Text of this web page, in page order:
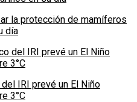
la protección de mamíferos
día
IRI prevé un El Niño
3°C